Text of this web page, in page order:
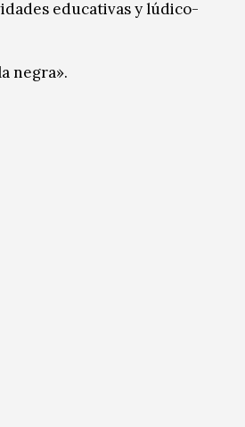
educativas y lúdico-
negra».